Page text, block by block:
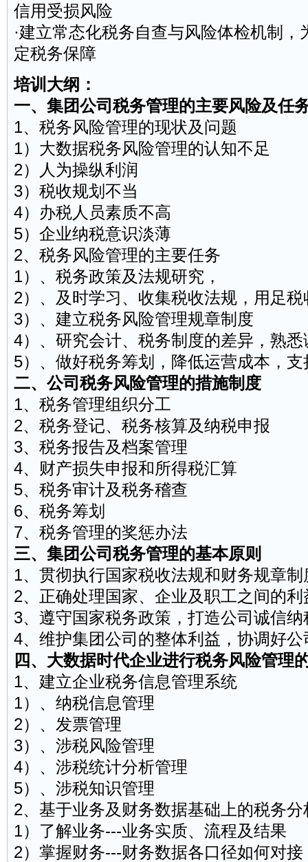
信用受损风险
·建立常态化税务自查与风险体检机制
定税务保障
培训大纲：
一、集团公司税务管理的主要风险及任
1、税务风险管理的现状及问题
1）大数据税务风险管理的认知不足
2）人为操纵利润
3）税收规划不当
4）办税人员素质不高
5）企业纳税意识淡薄
2、税务风险管理的主要任务
1）、税务政策及法规研究，
2）、及时学习、收集税收法规，用足税
3）、建立税务风险管理规章制度
4）、研究会计、税务制度的差异，熟悉
5）、做好税务筹划，降低运营成本，
二、公司税务风险管理的措施制度
1、税务管理组织分工
2、税务登记、税务核算及纳税申报
3、税务报告及档案管理
4、财产损失申报和所得税汇算
5、税务审计及税务稽查
6、税务筹划
7、税务管理的奖惩办法
三、集团公司税务管理的基本原则
1、贯彻执行国家税收法规和财务规章制
2、正确处理国家、企业及职工之间的利
3、遵守国家税务政策，打造公司诚信纳
4、维护集团公司的整体利益，协调好
四、大数据时代企业进行税务风险管理
1、建立企业税务信息管理系统
1）、纳税信息管理
2）、发票管理
3）、涉税风险管理
4）、涉税统计分析管理
5）、涉税知识管理
2、基于业务及财务数据基础上的税务分
1）了解业务---业务实质、流程及结果
2）掌握财务---财务数据各口径如何对接